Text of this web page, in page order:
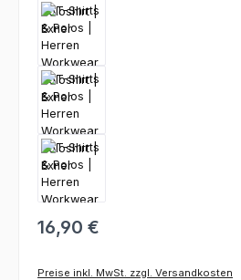
16,90 €
Preise inkl. MwSt. zzgl. Versandkosten